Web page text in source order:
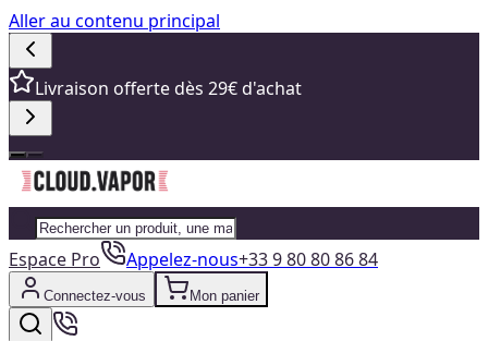
Aller au contenu principal
Livraison offerte dès 29€ d'achat
Espace Pro Appelez-nous+33 9 80 80 86 84
Connectez-vous Mon panier